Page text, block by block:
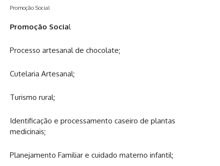
Promoção Social
Promoção Social
Processo artesanal de chocolate;
Cutelaria Artesanal;
Turismo rural;
Identificação e processamento caseiro de plantas
medicinais;
Planejamento Familiar e cuidado materno infantil;